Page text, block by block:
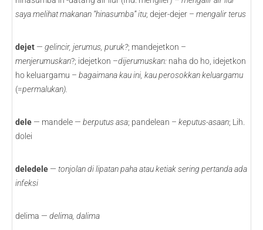
saya melihat makanan “hinasumba” itu; dejer-dejer – mengalir terus
dejet — gelincir, jerumus, puruk?; mandejetkon –
menjerumuskan?; idejetkon –dijerumuskan: naha do ho, idejetkon
ho keluargamu – bagaimana kau ini, kau perosokkan keluargamu
(=permalukan).
dele — mandele — berputus asa; pandelean – keputus-asaan; Lih.
dolei
deledele — tonjolan di lipatan paha atau ketiak sering pertanda ada
infeksi
delima — delima, dalima